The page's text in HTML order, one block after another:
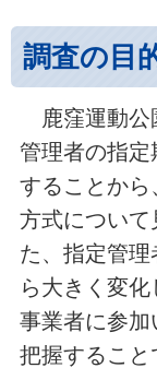
調査の目
鹿窪運動公
管理者の指定
することか
方式について
た、指定管
ら大きく変
事業者に参加
把握するこ